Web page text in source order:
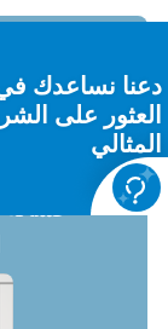
دعنا نساعدك
العثور على
المثالي